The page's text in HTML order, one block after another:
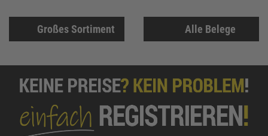
Großes Sortiment Alle Belege